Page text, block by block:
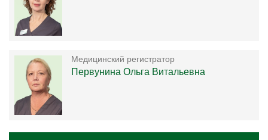
Медицинский регистратор
Первунина Ольга Витальевна